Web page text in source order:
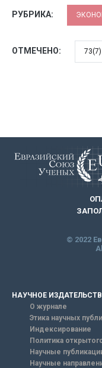
РУБРИКА:
ОТМЕЧЕНО: 73(7)
© 2022
НАУЧНОЕ
О журнале
Этика научных
Индексирование
Политика
Научные
Научные